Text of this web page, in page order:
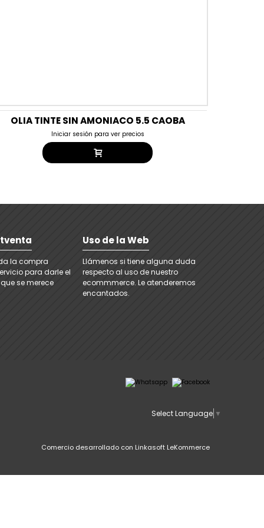
OLIA TINTE SIN AMONIACO 5.5 CAOBA
Iniciar sesión para ver precios
la compra
para darle el
se merece
Uso de la Web
Llámenos si tiene alguna duda
respecto al uso de nuestro
ecommmerce. Le atenderemos
encantados.
Select Language ▼
Comercio desarrollado con Linkasoft LeKommerce